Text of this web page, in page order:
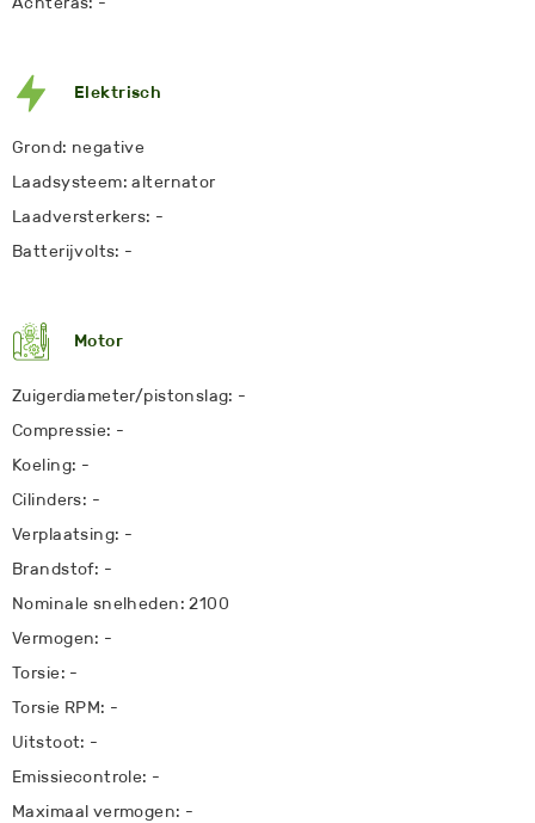
Elektrisch
Grond: negative
Laadsysteem: alternator
Laadversterkers: -
Batterijvolts: -
Motor
Zuigerdiameter/pistonslag: -
Compressie: -
Koeling: -
Cilinders: -
Verplaatsing: -
Brandstof: -
Nominale snelheden: 2100
Vermogen: -
Torsie: -
Torsie RPM: -
Uitstoot: -
Emissiecontrole: -
Maximaal vermogen: -